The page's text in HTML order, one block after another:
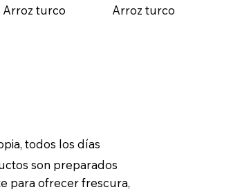
Arroz turco
Arroz turco
todos los días
son preparados
para ofrecer frescura,